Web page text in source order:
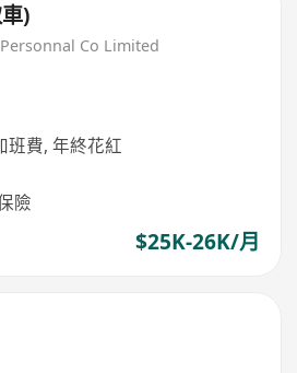
)
Co Limited
班費, 年終花紅
險
$25K-26K/月